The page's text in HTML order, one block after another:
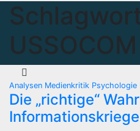
USSOCOM
Analysen Medienkritik Psychologie
Die „richtige“